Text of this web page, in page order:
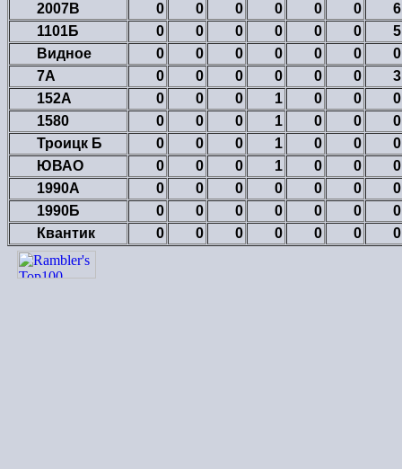
2007В
0 0 0 0 0 0
6
1101Б
0 0 0 0 0 0
5
Видное
0 0 0 0 0 0
0
7А
0 0 0 0 0 0
3
152А
0 0 0 1 0 0
0
1580
0 0 0 1 0 0
0
Троицк Б
0 0 0 1 0 0
0
ЮВАО
0 0 0 1 0 0
0
1990А
0 0 0 0 0 0
0
1990Б
0 0 0 0 0 0
0
Квантик
0 0 0 0 0 0 0